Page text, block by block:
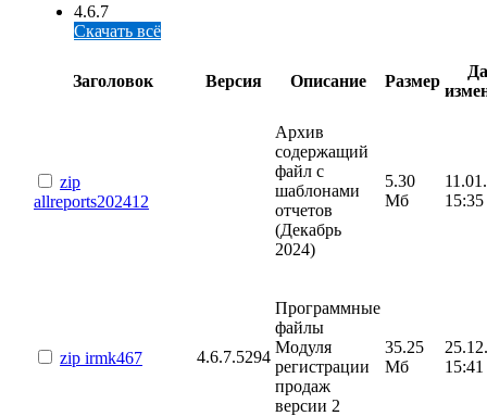
4.6.7
Скачать всё
Заголовок Версия Описание Размер
zip
allreports202412
Архив
содержащий
файл с
шаблонами
отчетов
(Декабрь
2024)
5.30
Мб
15:35
zip irmk467 4.6.7.5294
Программные
файлы
Модуля
регистрации
продаж
версии 2
35.25
Мб
15:41